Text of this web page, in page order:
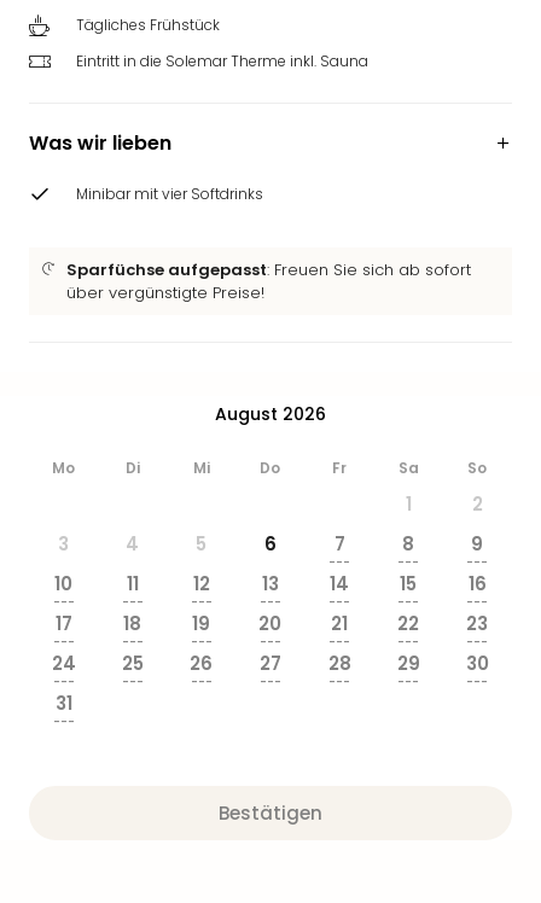
Tägliches Frühstück
Eintritt in die Solemar Therme inkl. Sauna
Was wir lieben
Minibar mit vier Softdrinks
Sparfüchse aufgepasst: Freuen Sie sich ab sofort
über vergünstigte Preise!
August 2026
Mo Di Mi Do Fr Sa So
1
2
3
4 5 6 7
---
8
---
9
---
10
---
11
---
12
---
13
---
14
---
15
---
16
---
17
---
18
---
19
---
20
---
21
---
22
---
23
---
24
---
25
---
26
---
27
---
28
---
29
---
30
---
31
---
Bestätigen